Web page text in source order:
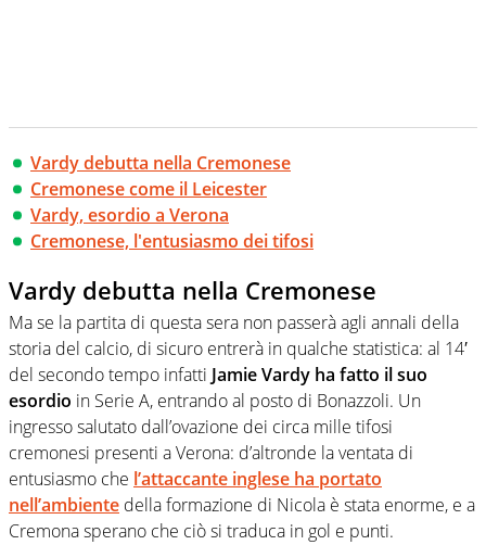
Vardy debutta nella Cremonese
Cremonese come il Leicester
Vardy, esordio a Verona
Cremonese, l'entusiasmo dei tifosi
Vardy debutta nella Cremonese
Ma se la partita di questa sera non passerà agli annali della
storia del calcio, di sicuro entrerà in qualche statistica: al 14′
del secondo tempo infatti Jamie Vardy ha fatto il suo
esordio in Serie A, entrando al posto di Bonazzoli. Un
ingresso salutato dall’ovazione dei circa mille tifosi
cremonesi presenti a Verona: d’altronde la ventata di
entusiasmo che l’attaccante inglese ha portato
nell’ambiente della formazione di Nicola è stata enorme, e a
Cremona sperano che ciò si traduca in gol e punti.